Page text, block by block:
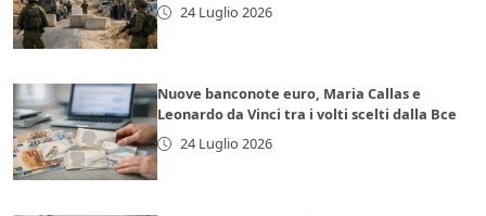
24 Luglio 2026
Nuove banconote euro, Maria Callas e
Leonardo da Vinci tra i volti scelti dalla Bce
24 Luglio 2026